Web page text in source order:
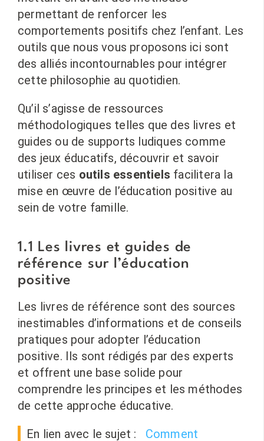
permettant de renforcer les
comportements positifs chez l’enfant. Les
outils que nous vous proposons ici sont
des alliés incontournables pour intégrer
cette philosophie au quotidien.
Qu’il s’agisse de ressources
méthodologiques telles que des livres et
guides ou de supports ludiques comme
des jeux éducatifs, découvrir et savoir
utiliser ces outils essentiels facilitera la
mise en œuvre de l’éducation positive au
sein de votre famille.
1.1 Les livres et guides de
référence sur l’éducation
positive
Les livres de référence sont des sources
inestimables d’informations et de conseils
pratiques pour adopter l’éducation
positive. Ils sont rédigés par des experts
et offrent une base solide pour
comprendre les principes et les méthodes
de cette approche éducative.
En lien avec le sujet :
Comment